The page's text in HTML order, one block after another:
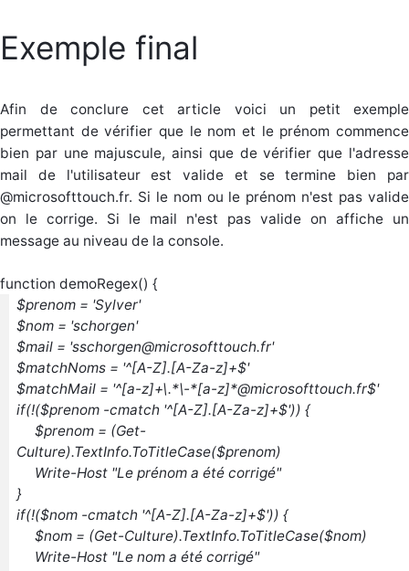
Exemple final
Afin de conclure cet article voici un petit exemple
permettant de vérifier que le nom et le prénom commence
bien par une majuscule, ainsi que de vérifier que l'adresse
mail de l'utilisateur est valide et se termine bien par
@microsofttouch.fr. Si le nom ou le prénom n'est pas valide
on le corrige. Si le mail n'est pas valide on affiche un
message au niveau de la console.
function demoRegex() {
$prenom = 'Sylver'
$nom = 'schorgen'
$mail = 'sschorgen@microsofttouch.fr'
$matchNoms = '^[A-Z].[A-Za-z]+$'
$matchMail = '^[a-z]+\.*\-*[a-z]*@microsofttouch.fr$'
if(!($prenom -cmatch '^[A-Z].[A-Za-z]+$')) {
$prenom = (Get-
Culture).TextInfo.ToTitleCase($prenom)
Write-Host "Le prénom a été corrigé"
}
if(!($nom -cmatch '^[A-Z].[A-Za-z]+$')) {
$nom = (Get-Culture).TextInfo.ToTitleCase($nom)
Write-Host "Le nom a été corrigé"